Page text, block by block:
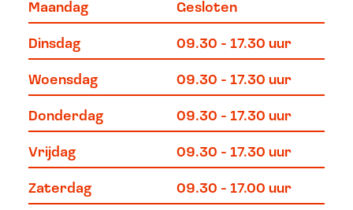
Maandag
Dinsdag
Woensdag
Donderdag
Vrijdag
Zaterdag
Gesloten
09.30 - 17.30 uur
09.30 - 17.30 uur
09.30 - 17.30 uur
09.30 - 17.30 uur
09.30 - 17.00 uur